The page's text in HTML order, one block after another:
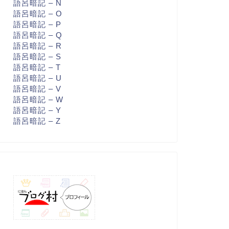
語呂暗記 – N
語呂暗記 – O
語呂暗記 – P
語呂暗記 – Q
語呂暗記 – R
語呂暗記 – S
語呂暗記 – T
語呂暗記 – U
語呂暗記 – V
語呂暗記 – W
語呂暗記 – Y
語呂暗記 – Z